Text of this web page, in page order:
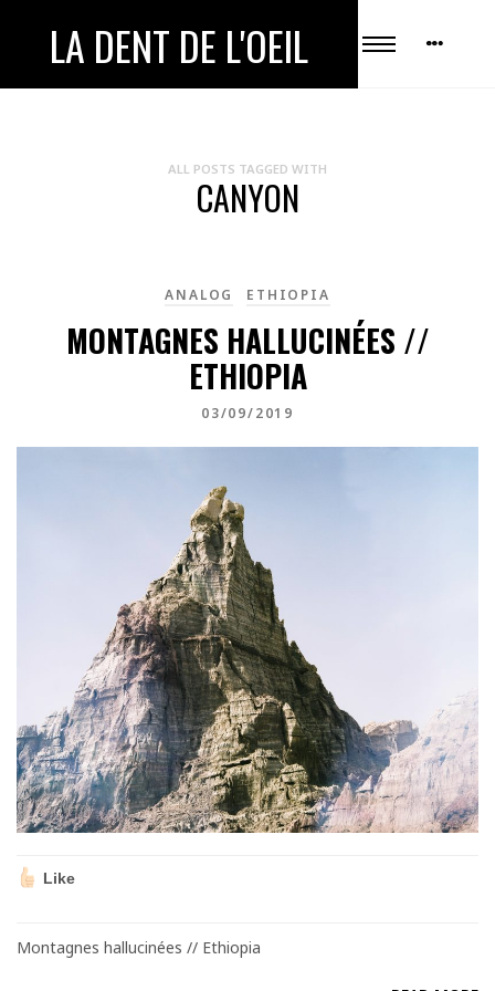
LA DENT DE L'OEIL
ALL POSTS TAGGED WITH
CANYON
ANALOG ETHIOPIA
MONTAGNES HALLUCINÉES //
ETHIOPIA
03/09/2019
Like
Montagnes hallucinées // Ethiopia